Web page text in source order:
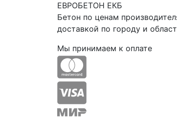
ЕВРОБЕТОН ЕКБ
Бетон по ценам
доставкой по городу и
Мы принимаем к оплате